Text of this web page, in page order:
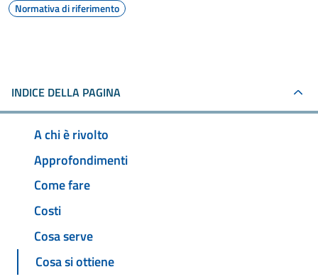
Normativa di riferimento
INDICE DELLA PAGINA
A chi è rivolto
Approfondimenti
Come fare
Costi
Cosa serve
Cosa si ottiene